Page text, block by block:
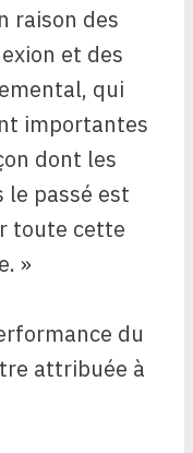
raison des
et des
qui
importantes
dont les
le passé est
toute cette
»
du
attribuée à